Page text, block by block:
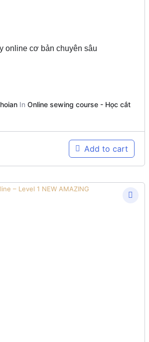
online cơ bản chuyên sâu
InOnline sewing course - Học cắt
Add to cart